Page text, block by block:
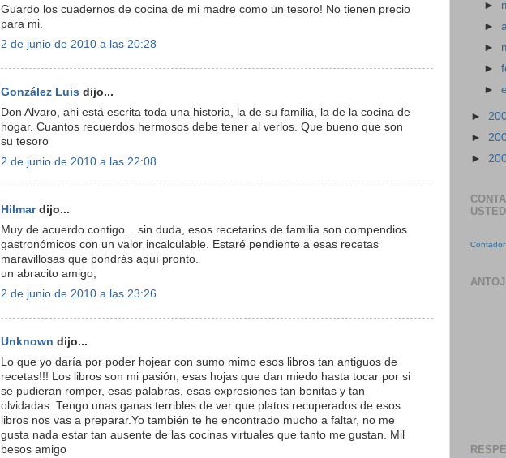
Guardo los cuadernos de cocina de mi madre como un tesoro! No tienen precio
para mi.
2 de junio de 2010 a las 20:28
González Luis dijo...
Don Alvaro, ahi está escrita toda una historia, la de su familia, la de la cocina de
hogar. Cuantos recuerdos hermosos debe tener al verlos. Que bueno que son
su tesoro
2 de junio de 2010 a las 22:08
Hilmardijo...
Muy de acuerdo contigo... sin duda, esos recetarios de familia son compendios
gastronómicos con un valor incalculable. Estaré pendiente a esas recetas
maravillosas que pondrás aquí pronto.
un abracito amigo,
2 de junio de 2010 a las 23:26
Unknown dijo...
Lo que yo daría por poder hojear con sumo mimo esos libros tan antiguos de
recetas!!! Los libros son mi pasión, esas hojas que dan miedo hasta tocar por si
se pudieran romper, esas palabras, esas expresiones tan bonitas y tan
olvidadas. Tengo unas ganas terribles de ver que platos recuperados de esos
libros nos vas a preparar.Yo también te he encontrado mucho a faltar, no me
gusta nada estar tan ausente de las cocinas virtuales que tanto me gustan. Mil
besos amigo
►
►
►
►
►
►
►
►